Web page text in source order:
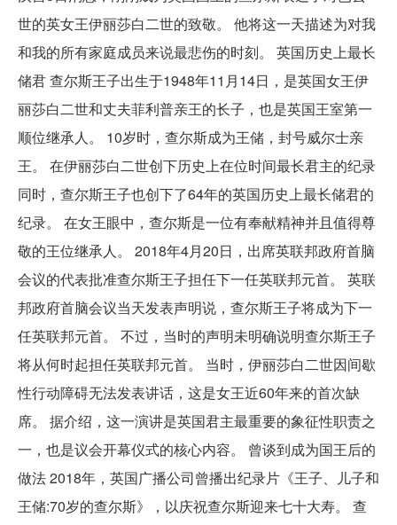
世的英女王伊丽莎白二世的致敬。 他将这一天描述为对我
和我的所有家庭成员来说最悲伤的时刻。 英国历史上最长
储君 查尔斯王子出生于1948年11月14日，是英国女王伊
丽莎白二世和丈夫菲利普亲王的长子，也是英国王室第一
顺位继承人。 10岁时，查尔斯成为王储，封号威尔士亲
王。 在伊丽莎白二世创下历史上在位时间最长君主的纪录
同时，查尔斯王子也创下了64年的英国历史上最长储君的
纪录。 在女王眼中，查尔斯是一位有奉献精神并且值得尊
敬的王位继承人。 2018年4月20日，出席英联邦政府首脑
会议的代表批准查尔斯王子担任下一任英联邦元首。 英联
邦政府首脑会议当天发表声明说，查尔斯王子将成为下一
任英联邦元首。 不过，当时的声明未明确说明查尔斯王子
将从何时起担任英联邦元首。 当时，伊丽莎白二世因间歇
性行动障碍无法发表讲话，这是女王近60年来的首次缺
席。 据介绍，这一演讲是英国君主最重要的象征性职责之
一，也是议会开幕仪式的核心内容。 曾谈到成为国王后的
做法 2018年，英国广播公司曾播出纪录片《王子、儿子和
王储:70岁的查尔斯》，以庆祝查尔斯迎来七十大寿。 查